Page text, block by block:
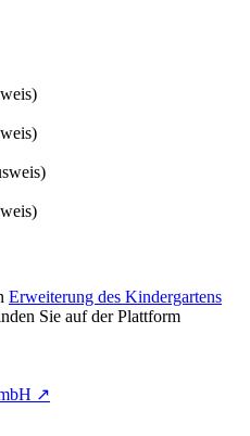
Erweiterung des Kindergartens
Sie auf der Plattform
↗